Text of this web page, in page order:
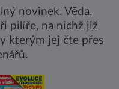
novinek. Věda,
pilíře, na nichž již
kterým jej čte přes